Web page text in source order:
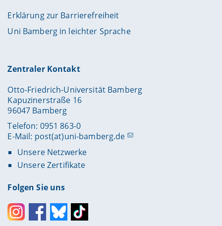
Erklärung zur Barrierefreiheit
Uni Bamberg in leichter Sprache
Zentraler Kontakt
Otto-Friedrich-Universität Bamberg
Kapuzinerstraße 16
96047 Bamberg
Telefon: 0951 863-0
E-Mail: post(at)uni-bamberg.de
Unsere Netzwerke
Unsere Zertifikate
Folgen Sie uns